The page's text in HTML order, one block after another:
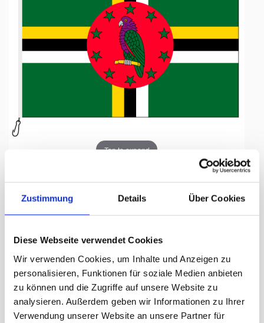
Zustimmung Details Über Cookies
Diese Webseite verwendet Cookies
Wir verwenden Cookies, um Inhalte und Anzeigen zu
personalisieren, Funktionen für soziale Medien anbieten
zu können und die Zugriffe auf unsere Website zu
analysieren. Außerdem geben wir Informationen zu Ihrer
Verwendung unserer Website an unsere Partner für
Tap to expand
Dominica, 100 x 150 cm
Lieferzeit Tage:ca. 5-7 Arbeitstage
97.50 CHF